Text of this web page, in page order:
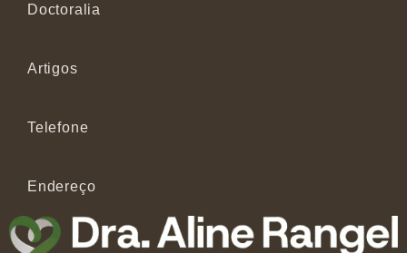
Doctoralia
Artigos
Telefone
Endereço